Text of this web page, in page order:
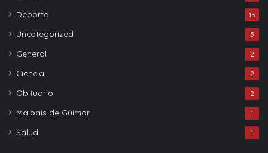
Deporte 13
Uncategorized 5
General 2
Ciencia 2
Obituario 2
Malpaís de Güímar 1
Salud 1